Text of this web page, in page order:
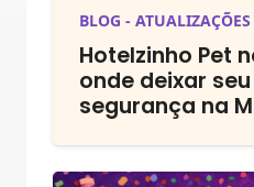
BLOG - ATUALIZAÇÕES
Hotelzinho Pet
onde deixar
segurança na